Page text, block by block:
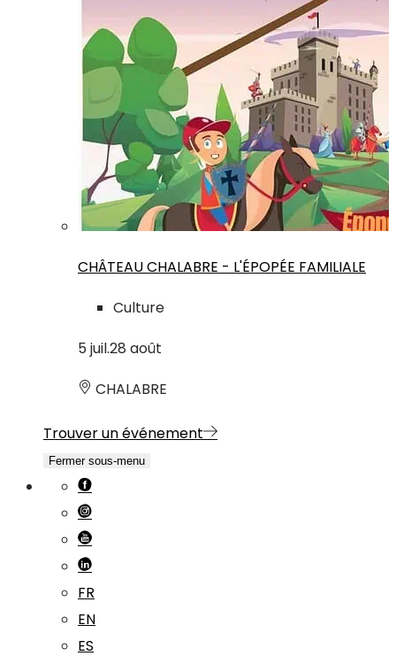
CHÂTEAU CHALABRE - L'ÉPOPÉE FAMILIALE
Culture
5 juil.28 août
CHALABRE
Trouver un événement
Fermer sous-menu
FR
EN
ES